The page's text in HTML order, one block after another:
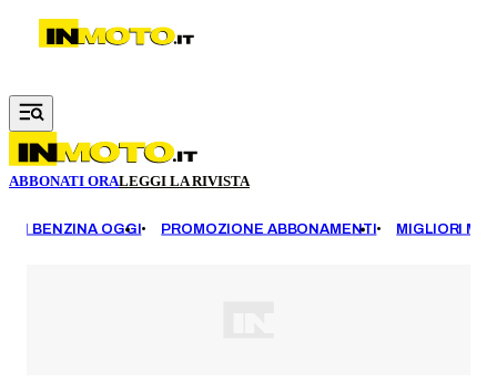
Vai al contenuto principale
ABBONATI ORALEGGI LA RIVISTA
BENZINA OGGI PROMOZIONE ABBONAMENTI MIGLIORI